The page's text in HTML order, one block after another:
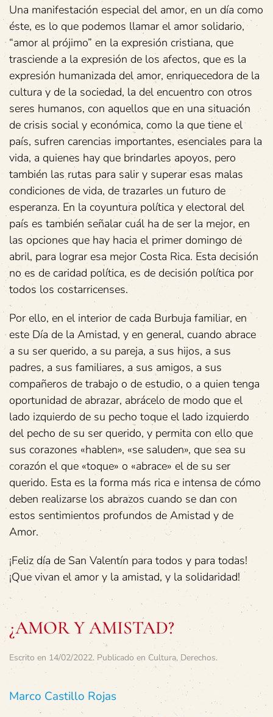
Una manifestación especial del amor, en un día como
éste, es lo que podemos llamar el amor solidario,
“amor al prójimo” en la expresión cristiana, que
trasciende a la expresión de los afectos, que es la
expresión humanizada del amor, enriquecedora de la
cultura y de la sociedad, la del encuentro con otros
seres humanos, con aquellos que en una situación
de crisis social y económica, como la que tiene el
país, sufren carencias importantes, esenciales para la
vida, a quienes hay que brindarles apoyos, pero
también las rutas para salir y superar esas malas
condiciones de vida, de trazarles un futuro de
esperanza. En la coyuntura política y electoral del
país es también señalar cuál ha de ser la mejor, en
las opciones que hay hacia el primer domingo de
abril, para lograr esa mejor Costa Rica. Esta decisión
no es de caridad política, es de decisión política por
todos los costarricenses.
Por ello, en el interior de cada Burbuja familiar, en
este Día de la Amistad, y en general, cuando abrace
a su ser querido, a su pareja, a sus hijos, a sus
padres, a sus familiares, a sus amigos, a sus
compañeros de trabajo o de estudio, o a quien tenga
oportunidad de abrazar, abrácelo de modo que el
lado izquierdo de su pecho toque el lado izquierdo
del pecho de su ser querido, y permita con ello que
sus corazones «hablen», «se saluden», que sea su
corazón el que «toque» o «abrace» el de su ser
querido. Esta es la forma más rica e intensa de cómo
deben realizarse los abrazos cuando se dan con
estos sentimientos profundos de Amistad y de
Amor.
¡Feliz día de San Valentín para todos y para todas!
¡Que vivan el amor y la amistad, y la solidaridad!
¿AMOR Y AMISTAD?
Escrito en 14/02/2022. Publicado en Cultura, Derechos.
Marco Castillo Rojas